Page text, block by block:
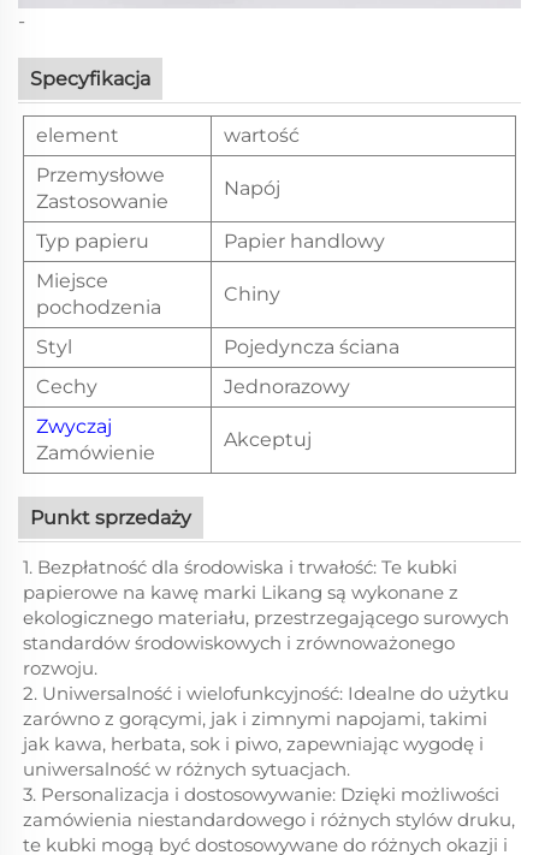
-
Specyfikacja
element
wartość
Przemysłowe
Zastosowanie
Napój
Typ papieru
Papier handlowy
Miejsce
pochodzenia
Chiny
Styl
Pojedyncza ściana
Cechy
Jednorazowy
Zwyczaj
Zamówienie
Akceptuj
Punkt sprzedaży
1. Bezpłatność dla środowiska i trwałość: Te kubki
papierowe na kawę marki Likang są wykonane z
ekologicznego materiału, przestrzegającego surowych
standardów środowiskowych i zrównoważonego
rozwoju.
2. Uniwersalność i wielofunkcyjność: Idealne do użytku
zarówno z gorącymi, jak i zimnymi napojami, takimi
jak kawa, herbata, sok i piwo, zapewniając wygodę i
uniwersalność w różnych sytuacjach.
3. Personalizacja i dostosowywanie: Dzięki możliwości
zamówienia niestandardowego i różnych stylów druku,
te kubki mogą być dostosowywane do różnych okazji i